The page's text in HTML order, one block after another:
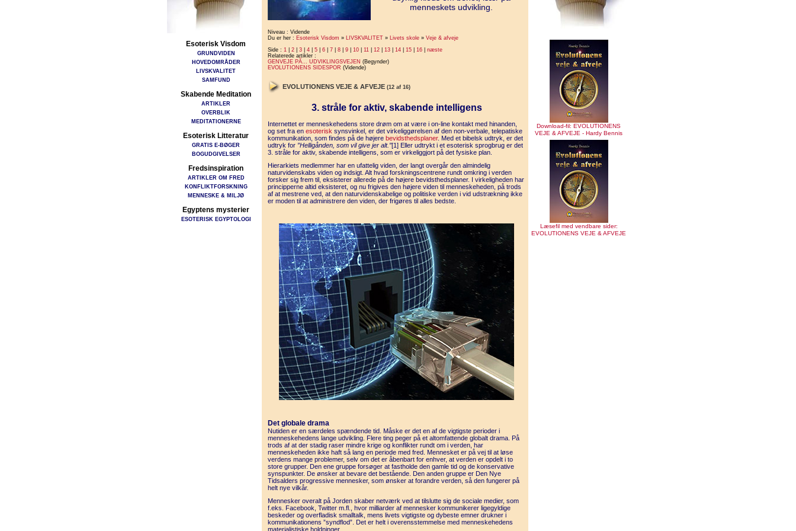
Esoterisk Visdom
GRUNDVIDEN
HOVEDOMRÅDER
LIVSKVALITET
SAMFUND
Skabende Meditation
ARTIKLER
OVERBLIK
MEDITATIONERNE
Esoterisk Litteratur
GRATIS E-BØGER
BOGUDGIVELSER
Fredsinspiration
ARTIKLER OM FRED
KONFLIKTFORSKNING
MENNESKE & MILJØ
Egyptens mysterier
ESOTERISK EGYPTOLOGI
menneskets udvikling.
Niveau : Vidende
Du er her : Esoterisk Visdom » LIVSKVALITET » Livets skole » Veje & afveje
Side : 1 2 3 4 5 6 7 8 9 10 11 12 13 14 15 16
næste
Relaterede artikler :
GENVEJE PÃ… UDVIKLINGSVEJEN (Begynder)
EVOLUTIONENS SIDESPOR (Vidende)
EVOLUTIONENS VEJE & AFVEJE (12 af 16)
3. stråle for aktiv, skabende intelligens
Internettet er menneskehedens store drøm om at være i on-line kontakt med hinanden,
og set fra en esoterisk synsvinkel, er det virkeliggørelsen af den non-verbale, telepatiske
kommunikation, som findes på de højere bevidsthedsplaner. Med et bibelsk udtryk, er det
udtryk for ”Helligånden, som vil give jer alt.”[1] Eller udtrykt i et esoterisk sprogbrug er det
3. stråle for aktiv, skabende intelligens, som er virkeliggjort på det fysiske plan.
Hierarkiets medlemmer har en ufattelig viden, der langt overgår den almindelig
naturvidenskabs viden og indsigt. Alt hvad forskningscentrene rundt omkring i verden
forsker sig frem til, eksisterer allerede på de højere bevidsthedsplaner. I virkeligheden har
principperne altid eksisteret, og nu frigives den højere viden til menneskeheden, på trods
af at mestrene ved, at den naturvidenskabelige og politiske verden i vid udstrækning ikke
er moden til at administrere den viden, der frigøres til alles bedste.
Det globale drama
Nutiden er en særdeles spændende tid. Måske er det en af de vigtigste perioder i
menneskehedens lange udvikling. Flere ting peger på et altomfattende globalt drama. På
trods af at der stadig raser mindre krige og konflikter rundt om i verden, har
menneskeheden ikke haft så lang en periode med fred. Mennesket er på vej til at løse
verdens mange problemer, selv om det er åbenbart for enhver, at verden er opdelt i to
store grupper. Den ene gruppe forsøger at fastholde den gamle tid og de konservative
synspunkter. De ønsker at bevare det bestående. Den anden gruppe er Den Nye
Tidsalders progressive mennesker, som ønsker at forandre verden, så den fungerer på
helt nye vilkår.
Mennesker overalt på Jorden skaber netværk ved at tilslutte sig de sociale medier, som
f.eks. Facebook, Twitter m.fl., hvor milliarder af mennesker kommunikerer ligegyldige
beskeder og overfladisk smalltalk, mens livets vigtigste og dybeste emner drukner i
kommunikationens ”syndflod”. Det er helt i overensstemmelse med menneskehedens
materialistiske holdninger.
Download-fil: EVOLUTIONENS
VEJE & AFVEJE - Hardy Bennis
Læsefil med vendbare sider:
EVOLUTIONENS VEJE & AFVEJE